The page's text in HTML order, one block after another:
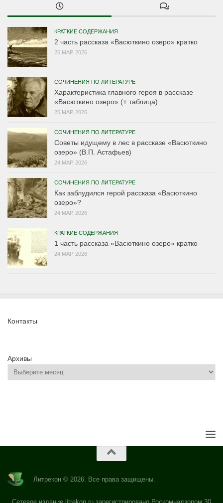
КРАТКИЕ СОДЕРЖАНИЯ
2 часть рассказа «Васюткино озеро» кратко
25 МАР, 2026
СОЧИНЕНИЯ ПО ЛИТЕРАТУРЕ
Характеристика главного героя в рассказе
«Васюткино озеро» (+ таблица)
25 МАР, 2026
СОЧИНЕНИЯ ПО ЛИТЕРАТУРЕ
Советы идущему в лес в рассказе «Васюткино
озеро» (В.П. Астафьев)
24 МАР, 2026
СОЧИНЕНИЯ ПО ЛИТЕРАТУРЕ
Как заблудился герой рассказа «Васюткино
озеро»?
24 МАР, 2026
КРАТКИЕ СОДЕРЖАНИЯ
1 часть рассказа «Васюткино озеро» кратко
24 МАР, 2026
Контакты
Архивы
Литрекон © 2026. Все права защищены.